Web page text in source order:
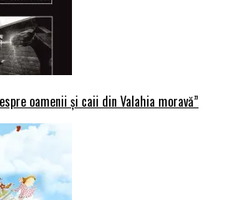
oamenii și caii din Valahia moravă”